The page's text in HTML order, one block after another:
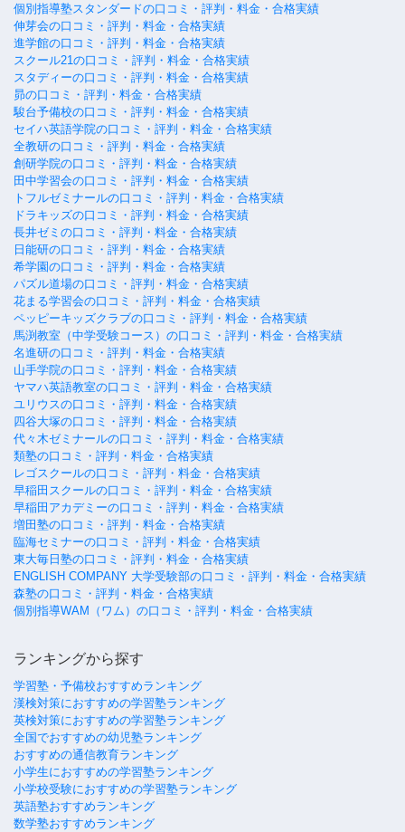
個別指導塾スタンダードの口コミ・評判・料金・合格実績
伸芽会の口コミ・評判・料金・合格実績
進学館の口コミ・評判・料金・合格実績
スクール21の口コミ・評判・料金・合格実績
スタディーの口コミ・評判・料金・合格実績
昴の口コミ・評判・料金・合格実績
駿台予備校の口コミ・評判・料金・合格実績
セイハ英語学院の口コミ・評判・料金・合格実績
全教研の口コミ・評判・料金・合格実績
創研学院の口コミ・評判・料金・合格実績
田中学習会の口コミ・評判・料金・合格実績
トフルゼミナールの口コミ・評判・料金・合格実績
ドラキッズの口コミ・評判・料金・合格実績
長井ゼミの口コミ・評判・料金・合格実績
日能研の口コミ・評判・料金・合格実績
希学園の口コミ・評判・料金・合格実績
パズル道場の口コミ・評判・料金・合格実績
花まる学習会の口コミ・評判・料金・合格実績
ペッピーキッズクラブの口コミ・評判・料金・合格実績
馬渕教室（中学受験コース）の口コミ・評判・料金・合格実績
名進研の口コミ・評判・料金・合格実績
山手学院の口コミ・評判・料金・合格実績
ヤマハ英語教室の口コミ・評判・料金・合格実績
ユリウスの口コミ・評判・料金・合格実績
四谷大塚の口コミ・評判・料金・合格実績
代々木ゼミナールの口コミ・評判・料金・合格実績
類塾の口コミ・評判・料金・合格実績
レゴスクールの口コミ・評判・料金・合格実績
早稲田スクールの口コミ・評判・料金・合格実績
早稲田アカデミーの口コミ・評判・料金・合格実績
増田塾の口コミ・評判・料金・合格実績
臨海セミナーの口コミ・評判・料金・合格実績
東大毎日塾の口コミ・評判・料金・合格実績
ENGLISH COMPANY 大学受験部の口コミ・評判・料金・合格実績
森塾の口コミ・評判・料金・合格実績
個別指導WAM（ワム）の口コミ・評判・料金・合格実績
ランキングから探す
学習塾・予備校おすすめランキング
漢検対策におすすめの学習塾ランキング
英検対策におすすめの学習塾ランキング
全国でおすすめの幼児塾ランキング
おすすめの通信教育ランキング
小学生におすすめの学習塾ランキング
小学校受験におすすめの学習塾ランキング
英語塾おすすめランキング
数学塾おすすめランキング